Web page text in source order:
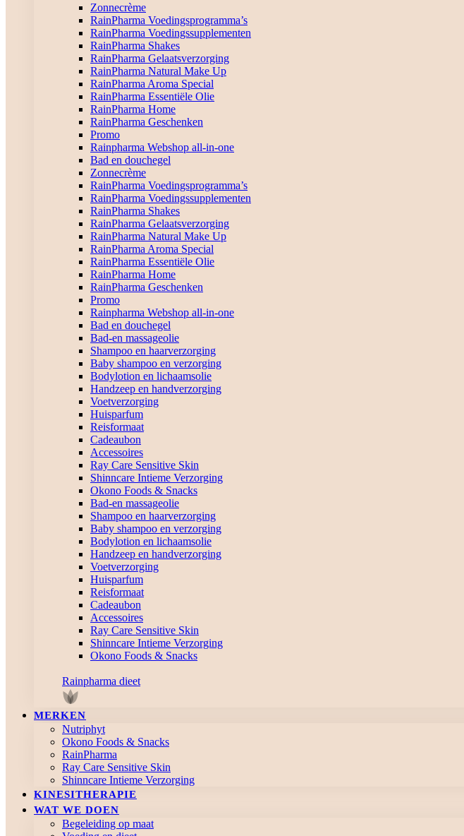
Zonnecrème
RainPharma Voedingsprogramma’s
RainPharma Voedingssupplementen
RainPharma Shakes
RainPharma Gelaatsverzorging
RainPharma Natural Make Up
RainPharma Aroma Special
RainPharma Essentiële Olie
RainPharma Home
RainPharma Geschenken
Promo
Rainpharma Webshop all-in-one
Bad en douchegel
Zonnecrème
RainPharma Voedingsprogramma’s
RainPharma Voedingssupplementen
RainPharma Shakes
RainPharma Gelaatsverzorging
RainPharma Natural Make Up
RainPharma Aroma Special
RainPharma Essentiële Olie
RainPharma Home
RainPharma Geschenken
Promo
Rainpharma Webshop all-in-one
Bad en douchegel
Bad-en massageolie
Shampoo en haarverzorging
Baby shampoo en verzorging
Bodylotion en lichaamsolie
Handzeep en handverzorging
Voetverzorging
Huisparfum
Reisformaat
Cadeaubon
Accessoires
Ray Care Sensitive Skin
Shinncare Intieme Verzorging
Okono Foods & Snacks
Bad-en massageolie
Shampoo en haarverzorging
Baby shampoo en verzorging
Bodylotion en lichaamsolie
Handzeep en handverzorging
Voetverzorging
Huisparfum
Reisformaat
Cadeaubon
Accessoires
Ray Care Sensitive Skin
Shinncare Intieme Verzorging
Okono Foods & Snacks
Rainpharma dieet
MERKEN
Nutriphyt
Okono Foods & Snacks
RainPharma
Ray Care Sensitive Skin
Shinncare Intieme Verzorging
KINESITHERAPIE
WAT WE DOEN
Begeleiding op maat